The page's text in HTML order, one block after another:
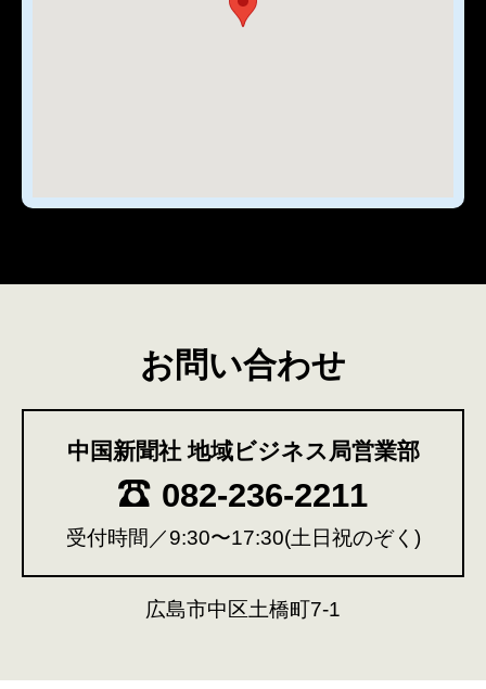
お問い合わせ
中国新聞社 地域ビジネス局営業部
082-236-2211
受付時間／9:30〜17:30(土日祝のぞく)
広島市中区土橋町7-1